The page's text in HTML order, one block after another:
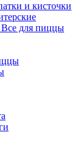
и кисточки
Все для пиццы